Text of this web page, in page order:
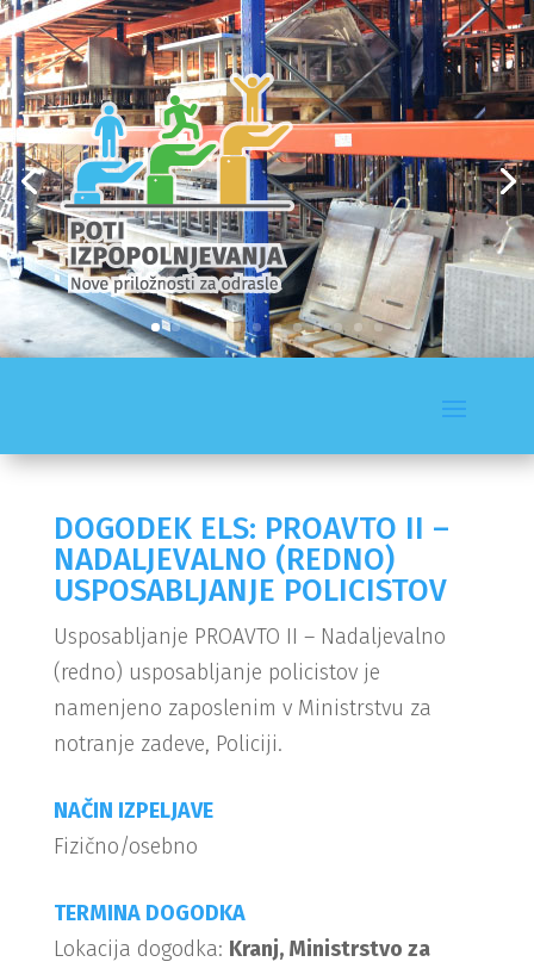
DOGODEK ELS: PROAVTO II –
NADALJEVALNO (REDNO)
USPOSABLJANJE POLICISTOV
Usposabljanje PROAVTO II – Nadaljevalno
(redno) usposabljanje policistov je
namenjeno zaposlenim v Ministrstvu za
notranje zadeve, Policiji.
NAČIN IZPELJAVE
Fizično/osebno
TERMINA DOGODKA
Lokacija dogodka: Kranj, Ministrstvo za